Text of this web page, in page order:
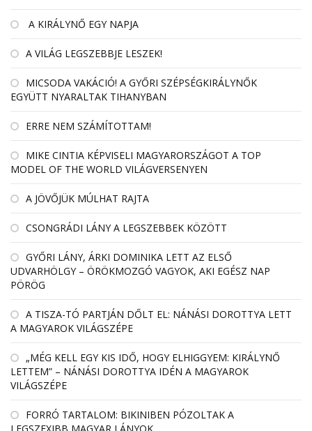
A KIRÁLYNŐ EGY NAPJA
A VILÁG LEGSZEBBJE LESZEK!
MICSODA VAKÁCIÓ! A GYŐRI SZÉPSÉGKIRÁLYNŐK
EGYÜTT NYARALTAK TIHANYBAN
ERRE NEM SZÁMÍTOTTAM!
MIKE CINTIA KÉPVISELI MAGYARORSZÁGOT A TOP
MODEL OF THE WORLD VILÁGVERSENYEN
A JÖVŐJÜK MÚLHAT RAJTA
CSONGRÁDI LÁNY A LEGSZEBBEK KÖZÖTT
GYŐRI LÁNY, ÁRKI DOMINIKA LETT AZ ELSŐ
UDVARHÖLGY – ÖRÖKMOZGÓ VAGYOK, AKI EGÉSZ NAP
PÖRÖG
A TISZA-TÓ PARTJÁN DŐLT EL: NÁNÁSI DOROTTYA LETT
A MAGYAROK VILÁGSZÉPE
„MÉG KELL EGY KIS IDŐ, HOGY ELHIGGYEM: KIRÁLYNŐ
LETTEM” – NÁNÁSI DOROTTYA IDÉN A MAGYAROK
VILÁGSZÉPE
FORRÓ TARTALOM: BIKINIBEN PÓZOLTAK A